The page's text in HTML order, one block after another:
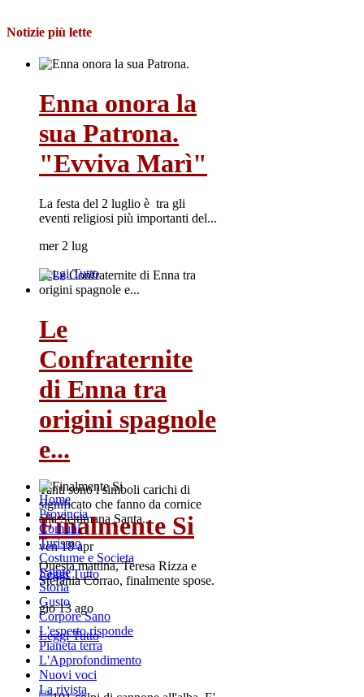
Notizie più lette
Enna onora la
sua Patrona.
"Evviva Marì"
La festa del 2 luglio è tra gli
eventi religiosi più importanti del...
mer 2 lug
Leggi Tutto
Le
Confraternite
di Enna tra
origini spagnole
e...
Tanti sono i simboli carichi di
significato che fanno da cornice
alla Settimana Santa...
ven 18 apr
Leggi Tutto
Finalmente Si
Questa mattina, Teresa Rizza e
Stefania Corrao, finalmente spose.
gio 13 ago
Leggi Tutto
Home
Provincia
Comuni
Turismo
Costume e Societa
Salute
Storia
Gusto
Corpore Sano
L'esperto risponde
Pianeta terra
L'Approfondimento
Nuovi voci
La rivista